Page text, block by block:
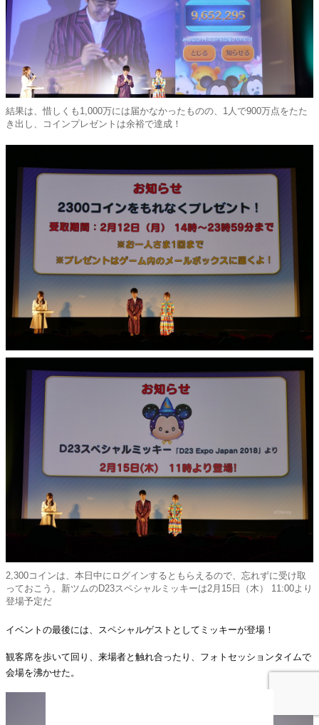
結果は、惜しくも1,000万には届かなかったものの、1人で900万点をたた
き出し、コインプレゼントは余裕で達成！
2,300コインは、本日中にログインするともらえるので、忘れずに受け取
っておこう。新ツムのD23スペシャルミッキーは2月15日（木） 11:00より
登場予定だ
イベントの最後には、スペシャルゲストとしてミッキーが登場！
観客席を歩いて回り、来場者と触れ合ったり、フォトセッションタイムで
会場を沸かせた。